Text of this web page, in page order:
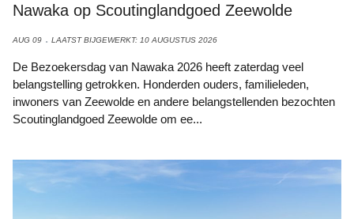
Nawaka op Scoutinglandgoed Zeewolde
AUG 09 LAATST BIJGEWERKT: 10 AUGUSTUS 2026
De Bezoekersdag van Nawaka 2026 heeft zaterdag veel
belangstelling getrokken. Honderden ouders, familieleden,
inwoners van Zeewolde en andere belangstellenden bezochten
Scoutinglandgoed Zeewolde om ee...
Foto: Ronnie Bennink